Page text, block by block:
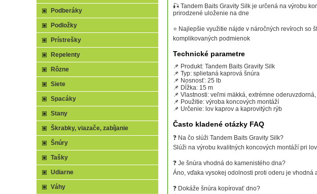
🎣 Tandem Baits Gravity Silk je určená na výrobu
prirodzené uloženie na dne
⭐ Najlepšie využitie nájde v náročných revíroch so
komplikovaných podmienok
Technické parametre
📌 Produkt: Tandem Baits Gravity Silk
📌 Typ: splietaná kaprová šnúra
📌 Nosnosť: 25 lb
📌 Dĺžka: 15 m
📌 Vlastnosti: veľmi mäkká, extrémne
📌 Použitie: výroba koncových montáží
📌 Určenie: lov kaprov a kaprovitých rýb
Často kladené otázky FAQ
❓ Na čo slúži Tandem Baits Gravity Silk?
Slúži na výrobu kvalitných koncových montáží pri
❓ Je šnúra vhodná do kamenistého dna?
Áno, vďaka vysokej odolnosti proti oderu je vhodná
❓ Dokáže šnúra kopírovať dno?
Podberáky
Podložky
Prístrešky
Repelenty
Rôzne
Siete
Spacáky
Stany
Škrabky, viazače, zabíjanie
Šnúry
Tašky
Udiarne
Váhy